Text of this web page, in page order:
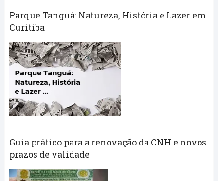
Parque Tanguá: Natureza, História e Lazer em
Curitiba
Guia prático para a renovação da CNH e novos
prazos de validade